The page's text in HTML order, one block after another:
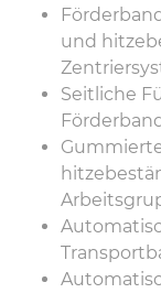
und
Seitliche